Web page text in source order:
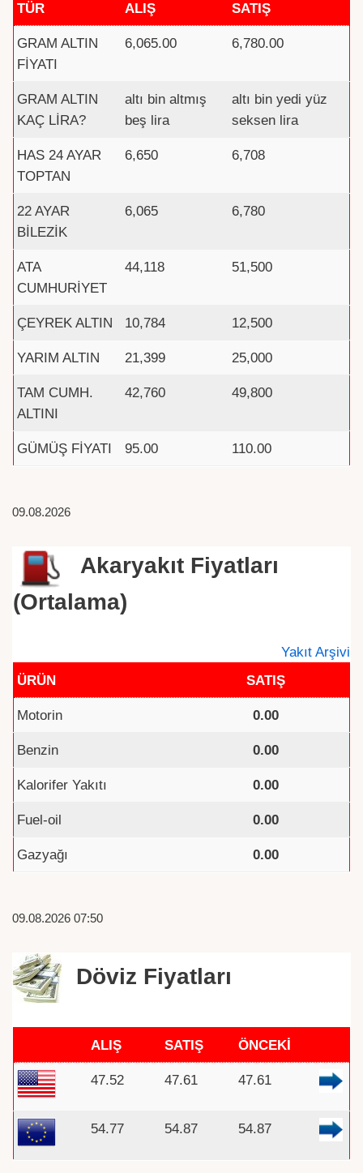
TÜR
ALIŞ SATIŞ
GRAM ALTIN
FİYATI
6,065.00 6,780.00
GRAM ALTIN
KAÇ LİRA?
altı bin altmış
beş lira
altı bin yedi yüz
seksen lira
HAS 24 AYAR
TOPTAN
6,650 6,708
22 AYAR
BİLEZİK
6,065 6,780
ATA
CUMHURİYET
44,118 51,500
ÇEYREK ALTIN 10,784 12,500
YARIM ALTIN 21,399 25,000
TAM CUMH.
ALTINI
42,760 49,800
GÜMÜŞ FİYATI 95.00 110.00
09.08.2026
Akaryakıt Fiyatları
(Ortalama)
Yakıt Arşivi
ÜRÜN
SATIŞ
Motorin 0.00
Benzin 0.00
Kalorifer Yakıtı 0.00
Fuel-oil 0.00
Gazyağı 0.00
09.08.2026 07:50
Döviz Fiyatları
ALIŞ SATIŞ ÖNCEKİ
47.52 47.61 47.61
54.77 54.87 54.87